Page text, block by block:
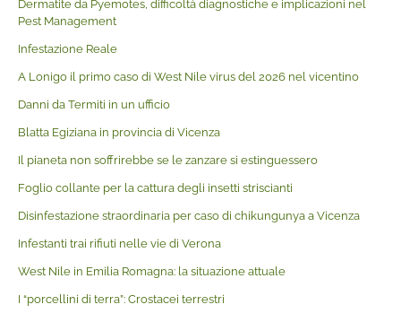
Dermatite da Pyemotes, difficoltà diagnostiche e implicazioni nel
Pest Management
Infestazione Reale
A Lonigo il primo caso di West Nile virus del 2026 nel vicentino
Danni da Termiti in un ufficio
Blatta Egiziana in provincia di Vicenza
Il pianeta non soffrirebbe se le zanzare si estinguessero
Foglio collante per la cattura degli insetti striscianti
Disinfestazione straordinaria per caso di chikungunya a Vicenza
Infestanti trai rifiuti nelle vie di Verona
West Nile in Emilia Romagna: la situazione attuale
I “porcellini di terra”: Crostacei terrestri